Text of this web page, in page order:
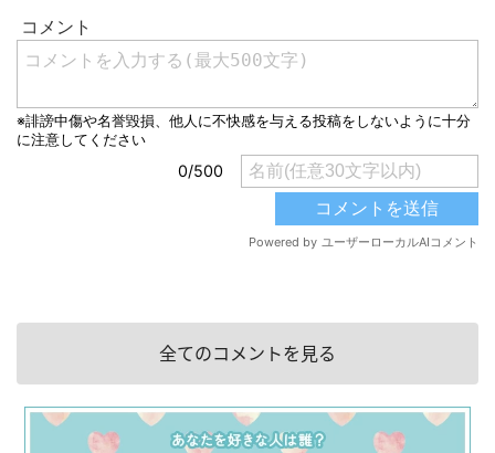
全てのコメントを見る